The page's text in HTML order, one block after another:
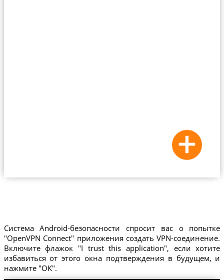
Система Android-безопасности спросит вас о попытке
"OpenVPN Connect" приложения создать VPN-соединение.
Включите флажок "I trust this application", если хотите
избавиться от этого окна подтверждения в будущем, и
нажмите "ОК".